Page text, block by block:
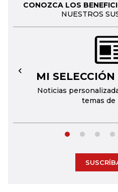
CONOZCA LOS
NUESTROS
MI
Noticias
temas de
←